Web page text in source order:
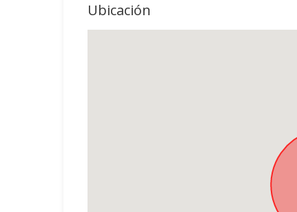
Ubicación